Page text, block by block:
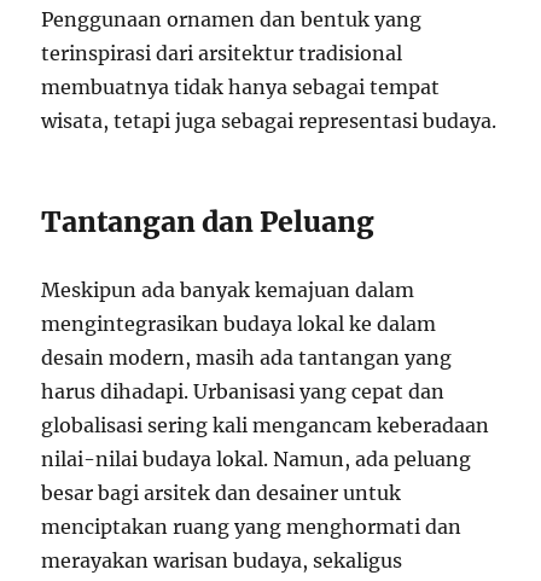
Penggunaan ornamen dan bentuk yang
terinspirasi dari arsitektur tradisional
membuatnya tidak hanya sebagai tempat
wisata, tetapi juga sebagai representasi budaya.
Tantangan dan Peluang
Meskipun ada banyak kemajuan dalam
mengintegrasikan budaya lokal ke dalam
desain modern, masih ada tantangan yang
harus dihadapi. Urbanisasi yang cepat dan
globalisasi sering kali mengancam keberadaan
nilai-nilai budaya lokal. Namun, ada peluang
besar bagi arsitek dan desainer untuk
menciptakan ruang yang menghormati dan
merayakan warisan budaya, sekaligus